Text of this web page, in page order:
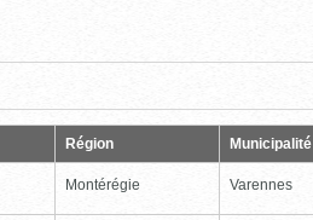
Région Municipalité
Montérégie Varennes